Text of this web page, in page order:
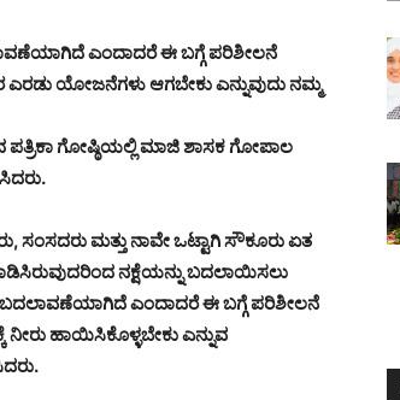
ಎಂದಾದರೆ ಈ ಬಗ್ಗೆ ಪರಿಶೀಲನೆ
ಯೋಜನೆಗಳು ಆಗಬೇಕು ಎನ್ನುವುದು ನಮ್ಮ
ಗೋಷ್ಠಿಯಲ್ಲಿ ಮಾಜಿ ಶಾಸಕ ಗೋಪಾಲ
ಸಂಸದರು ಮತ್ತು ನಾವೇ ಒಟ್ಟಾಗಿ ಸೌಕೂರು ಏತ
ನಕ್ಷೆಯನ್ನು ಬದಲಾಯಿಸಲು
ಬದಲಾವಣೆಯಾಗಿದೆ ಎಂದಾದರೆ ಈ ಬಗ್ಗೆ ಪರಿಶೀಲನೆ
ಹಾಯಿಸಿಕೊಳ್ಳಬೇಕು ಎನ್ನುವ